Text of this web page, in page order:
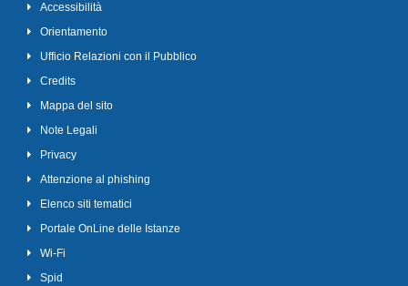
Accessibilità
Orientamento
Ufficio Relazioni con il Pubblico
Credits
Mappa del sito
Note Legali
Privacy
Attenzione al phishing
Elenco siti tematici
Portale OnLine delle Istanze
Wi-Fi
Spid